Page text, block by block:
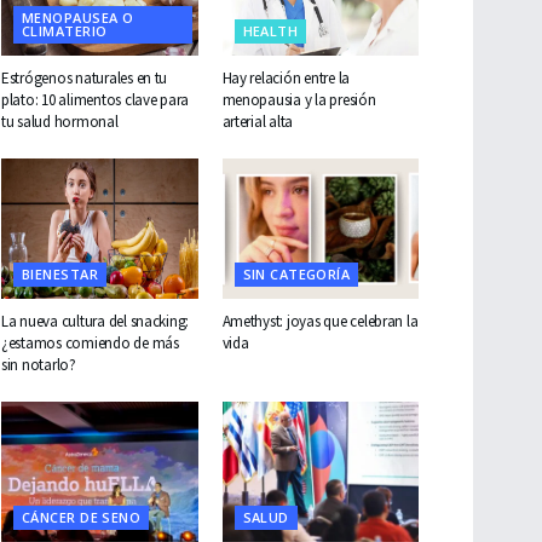
MENOPAUSEA O
CLIMATERIO
Estrógenos naturales en tu
plato: 10 alimentos clave para
tu salud hormonal
HEALTH
Hay relación entre la
menopausia y la presión
arterial alta
BIENESTAR
La nueva cultura del snacking:
¿estamos comiendo de más
sin notarlo?
SIN CATEGORÍA
Amethyst: joyas que celebran la
vida
CÁNCER DE SENO SALUD